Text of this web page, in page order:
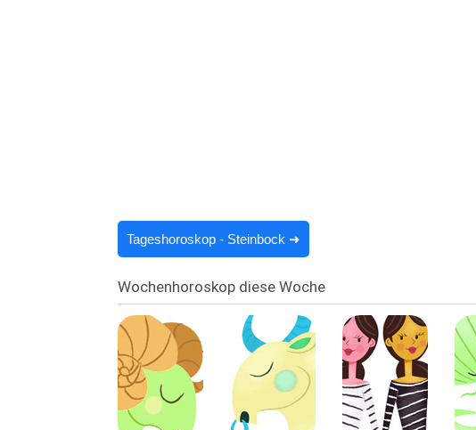
Tageshoroskop - Steinbock ➜
Wochenhoroskop diese Woche